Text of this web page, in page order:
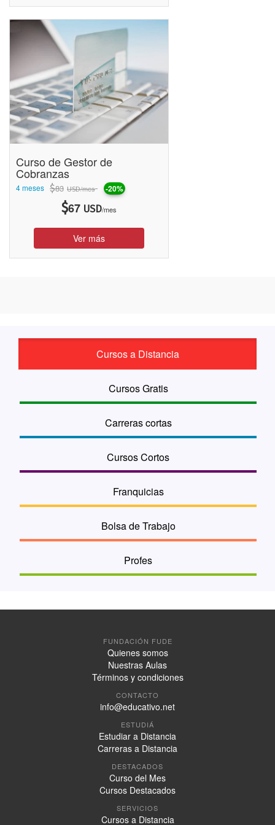
Enseñanza
•Más de 200Cursos Online.
• Atención Online 7 días de la semana.
Miles de Alumnos en toda Latinoamérica con presencia en
4 países Argentina, Chile, México y Perú.
• Certificado digital con criptografía de 256 bits en las
transacciones de pago.
Curso de Gestor de
Cobranzas
4 meses $83 USD/mes -20%
$67 USD/mes
Ver más
Cursos a Distancia
Cursos Gratis
Carreras cortas
Cursos Cortos
Franquicias
Bolsa de Trabajo
Profes
FUNDACIÓN FUDE
Quienes somos
Nuestras Aulas
Términos y condiciones
CONTACTO
info@educativo.net
ESTUDIÁ
Estudiar a Distancia
Carreras a Distancia
DESTACADOS
Curso del Mes
Cursos Destacados
SERVICIOS
Cursos a Distancia